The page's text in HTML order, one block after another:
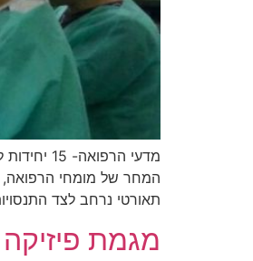
מדעי
המחר של מומחי הרפואה,
תאורטי נרחב לצד
מגמת פיזיקה